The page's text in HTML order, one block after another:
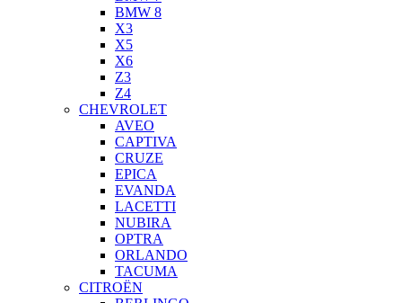
BMW 8
X3
X5
X6
Z3
Z4
CHEVROLET
AVEO
CAPTIVA
CRUZE
EPICA
EVANDA
LACETTI
NUBIRA
OPTRA
ORLANDO
TACUMA
CITROËN